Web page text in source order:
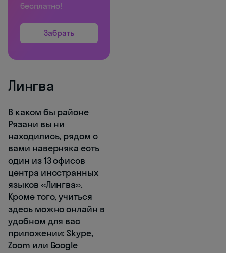
бесплатно!
Забрать
Лингва
В каком бы районе
Рязани вы ни
находились, рядом с
вами наверняка есть
один из 13 офисов
центра иностранных
языков «Лингва».
Кроме того, учиться
здесь можно онлайн в
удобном для вас
приложении: Skype,
Zoom или Google